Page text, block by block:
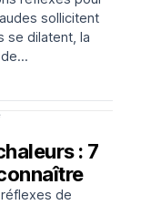
se dilatent, la
régulier,
: 7
de